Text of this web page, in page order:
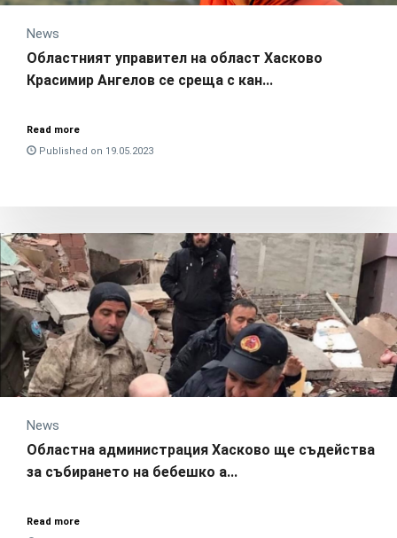
News
Областният управител на област Хасково
Красимир Ангелов се среща с кан...
Read more
Published on 19.05.2023
News
Областна администрация Хасково ще съдейства
за събирането на бебешко а...
Read more